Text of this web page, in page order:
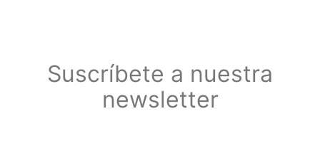
Suscríbete a nuestra
newsletter